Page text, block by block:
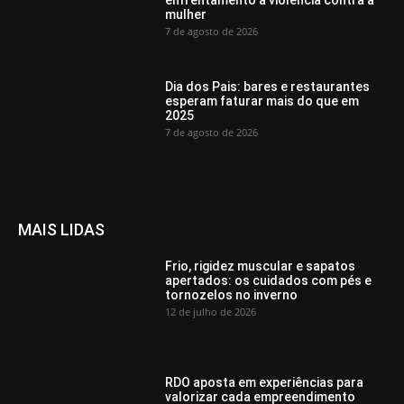
mulher
7 de agosto de 2026
Dia dos Pais: bares e restaurantes
esperam faturar mais do que em
2025
7 de agosto de 2026
MAIS LIDAS
Frio, rigidez muscular e sapatos
apertados: os cuidados com pés e
tornozelos no inverno
12 de julho de 2026
RDO aposta em experiências para
valorizar cada empreendimento